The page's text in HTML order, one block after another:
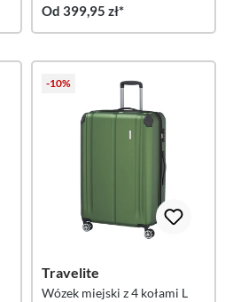
Od 399,95 zł*
-10%
Travelite
Wózek miejski z 4 kołami L